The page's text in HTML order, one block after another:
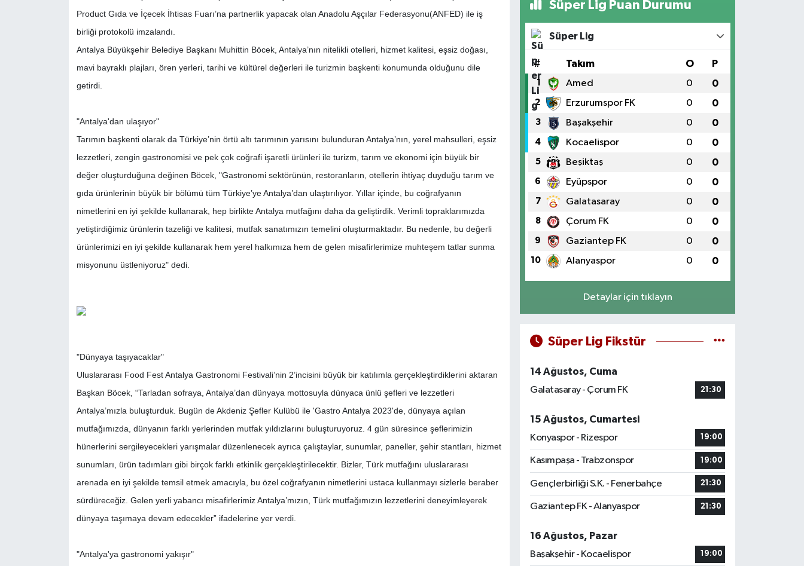
Product Gıda ve İçecek İhtisas Fuarı’na partnerlik yapacak olan Anadolu Aşçılar Federasyonu(ANFED) ile iş
birliği protokolü imzalandı.
Antalya Büyükşehir Belediye Başkanı Muhittin Böcek, Antalya’nın nitelikli otelleri, hizmet kalitesi, eşsiz doğası,
mavi bayraklı plajları, ören yerleri, tarihi ve kültürel değerleri ile turizmin başkenti konumunda olduğunu dile
getirdi.
"Antalya'dan ulaşıyor"
Tarımın başkenti olarak da Türkiye’nin örtü altı tarımının yarısını bulunduran Antalya’nın, yerel mahsulleri, eşsiz
lezzetleri, zengin gastronomisi ve pek çok coğrafi işaretli ürünleri ile turizm, tarım ve ekonomi için büyük bir
değer oluşturduğuna değinen Böcek, "Gastronomi sektörünün, restoranların, otellerin ihtiyaç duyduğu tarım ve
gıda ürünlerinin büyük bir bölümü tüm Türkiye’ye Antalya’dan ulaştırılıyor. Yıllar içinde, bu coğrafyanın
nimetlerini en iyi şekilde kullanarak, hep birlikte Antalya mutfağını daha da geliştirdik. Verimli topraklarımızda
yetiştirdiğimiz ürünlerin tazeliği ve kalitesi, mutfak sanatımızın temelini oluşturmaktadır. Bu nedenle, bu değerli
ürünlerimizi en iyi şekilde kullanarak hem yerel halkımıza hem de gelen misafirlerimize muhteşem tatlar sunma
misyonunu üstleniyoruz" dedi.
"Dünyaya taşıyacaklar"
Uluslararası Food Fest Antalya Gastronomi Festivali’nin 2’incisini büyük bir katılımla gerçekleştirdiklerini aktaran
Başkan Böcek, “Tarladan sofraya, Antalya’dan dünyaya mottosuyla dünyaca ünlü şefleri ve lezzetleri
Antalya’mızla buluşturduk. Bugün de Akdeniz Şefler Kulübü ile 'Gastro Antalya 2023'de, dünyaya açılan
mutfağımızda, dünyanın farklı yerlerinden mutfak yıldızlarını buluşturuyoruz. 4 gün süresince şeflerimizin
hünerlerini sergileyecekleri yarışmalar düzenlenecek ayrıca çalıştaylar, sunumlar, paneller, şehir stantları, hizmet
sunumları, ürün tadımları gibi birçok farklı etkinlik gerçekleştirilecektir. Bizler, Türk mutfağını uluslararası
arenada en iyi şekilde temsil etmek amacıyla, bu özel coğrafyanın nimetlerini ustaca kullanmayı sizlerle beraber
sürdüreceğiz. Gelen yerli yabancı misafirlerimiz Antalya’mızın, Türk mutfağımızın lezzetlerini deneyimleyerek
dünyaya taşımaya devam edecekler” ifadelerine yer verdi.
"Antalya'ya gastronomi yakışır"
Süper Lig Puan Durumu
Süper Lig
# Takım O P
1 Amed 0 0
2 Erzurumspor FK 0 0
3 Başakşehir 0 0
4 Kocaelispor 0 0
5 Beşiktaş 0 0
6 Eyüpspor 0 0
7 Galatasaray 0 0
8 Çorum FK 0 0
9 Gaziantep FK 0 0
10 Alanyaspor 0 0
Detaylar için tıklayın
Süper Lig Fikstür
14 Ağustos, Cuma
Galatasaray - Çorum FK
21:30
15 Ağustos, Cumartesi
Konyaspor - Rizespor
19:00
Kasımpaşa - Trabzonspor 19:00
Gençlerbirliği S.K. - Fenerbahçe 21:30
Gaziantep FK - Alanyaspor 21:30
16 Ağustos, Pazar
Başakşehir - Kocaelispor
19:00